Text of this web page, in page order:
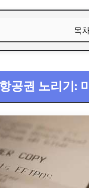
목
접 요리!
& 도보 여행!
혜택 활용!
필요한 지출 줄이기!
여행 계획!
공권 노리기: